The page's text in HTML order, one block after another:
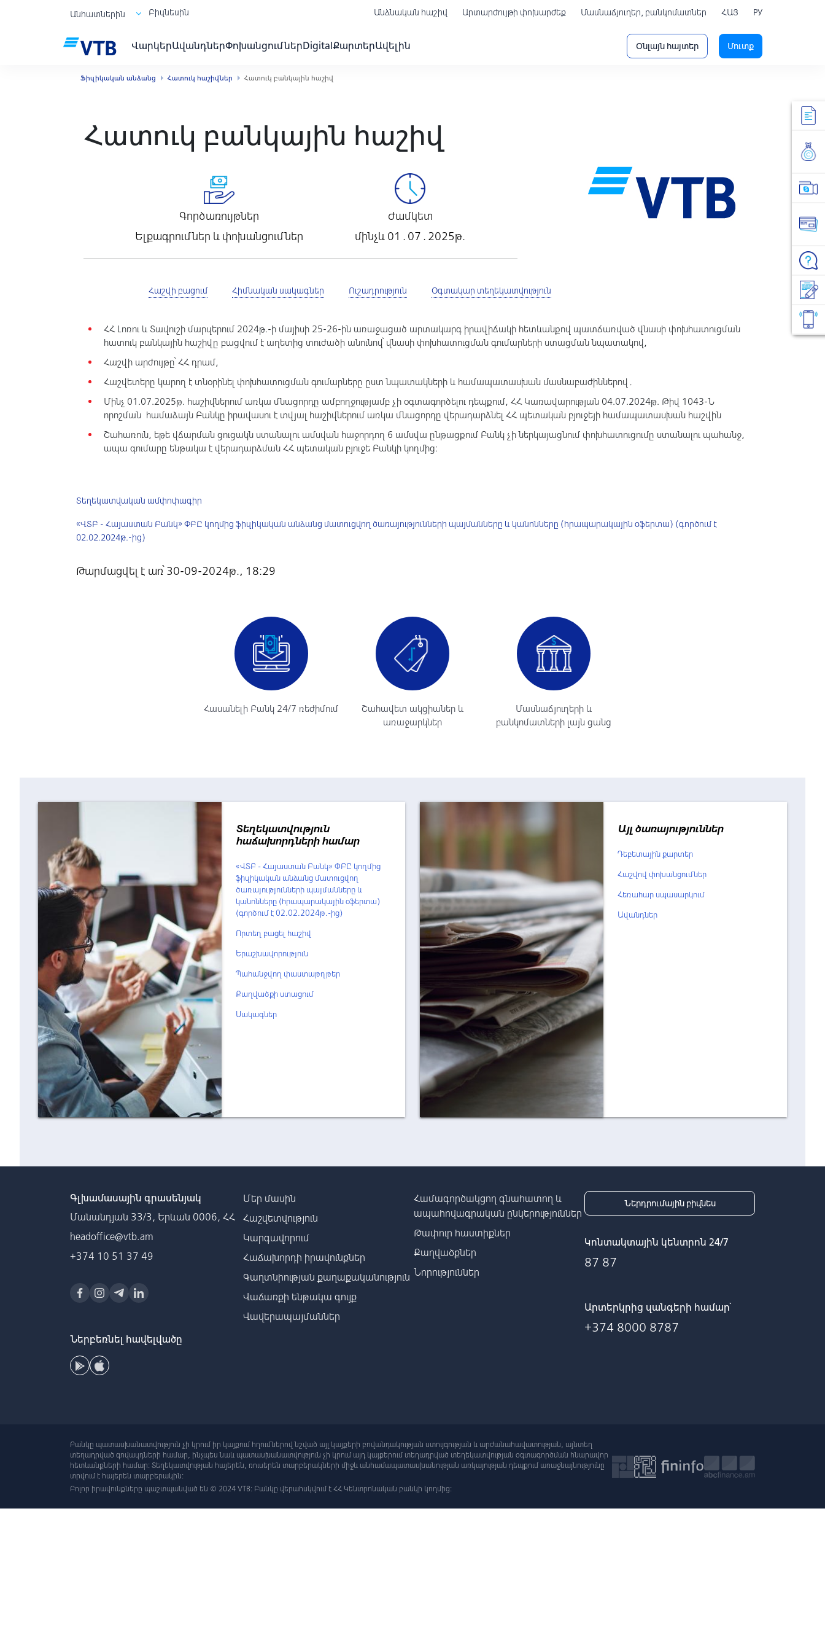
Անհատներին Բիզնեսին Անձնական հաշիվ Արտարժույթի փոխարժեք Մասնաճյուղեր, բանկոմատներ ՀԱՅ РУ
ՎարկերԱվանդներՓոխանցումներDigitalՔարտերԱվելին Օնլայն հայտեր Մուտք
Ֆիզիկական անձանց Հատուկ հաշիվներ Հատուկ բանկային հաշիվ
Հատուկ բանկային հաշիվ
Գործառույթներ
Ելքագրումներ և փոխանցումներ
Ժամկետ
մինչև 01․07․2025թ.
Հաշվի բացում Հիմնական սակագներ Ուշադրություն Օգտակար տեղեկատվություն
ՀՀ Լոռու և Տավուշի մարզերում 2024թ.-ի մայիսի 25-26-ին առաջացած արտակարգ իրավիճակի հետևանքով պատճառված վնասի փոխհատուցման
հատուկ բանկային հաշիվը բացվում է աղետից տուժածի անունով՝ վնասի փոխհատուցման գումարների ստացման նպատակով,
Հաշվի արժույթը՝ ՀՀ դրամ,
Հաշվետերը կարող է տնօրինել փոխհատուցման գումարները ըստ նպատակների և համապատասխան մասնաբաժիններով․
Մինչ 01.07.2025թ. հաշիվներում առկա մնացորդը ամբողջությամբ չի օգտագործելու դեպքում, ՀՀ Կառավարության 04.07.2024թ. Թիվ 1043-Ն
որոշման համաձայն Բանկը իրավասու է տվյալ հաշիվներում առկա մնացորդը վերադարձնել ՀՀ պետական բյուջեյի համապատասխան հաշվին
Շահառուն, եթե վճարման ցուցակն ստանալու ամսվան հաջորդող 6 ամսվա ընթացքում Բանկ չի ներկայացնում փոխհատուցումը ստանալու պահանջ,
ապա գումարը ենթակա է վերադարձման ՀՀ պետական բյուջե Բանկի կողմից:
Տեղեկատվական ամփոփագիր
«ՎՏԲ - Հայաստան Բանկ» ՓԲԸ կողմից ֆիզիկական անձանց մատուցվող ծառայությունների պայմանները և կանոնները (հրապարակային օֆերտա) (գործում է
02.02.2024թ.-ից)
Թարմացվել է առ՝ 30-09-2024թ., 18:29
Հասանելի Բանկ 24/7 ռեժիմում
Շահավետ ակցիաներ և
առաջարկներ
Մասնաճյուղերի և
բանկոմատների լայն ցանց
Տեղեկատվություն
հաճախորդների համար
«ՎՏԲ - Հայաստան Բանկ» ՓԲԸ կողմից
ֆիզիկական անձանց մատուցվող
ծառայությունների պայմանները և
կանոնները (հրապարակային օֆերտա)
(գործում է 02.02.2024թ.-ից)
Որտեղ բացել հաշիվ
Երաշխավորություն
Պահանջվող փաստաթղթեր
Քաղվածքի ստացում
Սակագներ
Այլ ծառայություններ
Դեբետային քարտեր
Հաշվով փոխանցումներ
Հեռահար սպասարկում
Ավանդներ
Գլխամասային գրասենյակ
Մանանդյան 33/3, Երևան 0006, ՀՀ
headoffice@vtb.am
+374 10 51 37 49
Ներբեռնել հավելվածը
Մեր մասին
Հաշվետվություն
Կարգավորում
Հաճախորդի իրավունքներ
Գաղտնիության քաղաքականություն
Վաճառքի ենթակա գույք
Վավերապայմաններ
Համագործակցող գնահատող և
ապահովագրական ընկերություններ
Թափուր հաստիքներ
Քաղվածքներ
Նորություններ
Ներդրումային բիզնես
Կոնտակտային կենտրոն 24/7
87 87
Արտերկրից զանգերի համար՝
+374 8000 8787
Բանկը պատասխանատվություն չի կրում իր կայքում հղումներով նշված այլ կայքերի բովանդակության ստույգության և արժանահավատության, այնտեղ
տեղադրված գովազդների համար, ինչպես նաև պատասխանատվություն չի կրում այդ կայքերում տեղադրված տեղեկատվության օգտագործման հնարավոր
հետևանքների համար: Տեղեկատվության հայերեն, ռուսերեն տարբերակների միջև անհամապատասխանության առկայության դեպքում առաջնայնությունը
տրվում է հայերեն տարբերակին:
Բոլոր իրավունքները պաշտպանված են © 2024 VTB: Բանկը վերահսկվում է ՀՀ Կենտրոնական բանկի կողմից: